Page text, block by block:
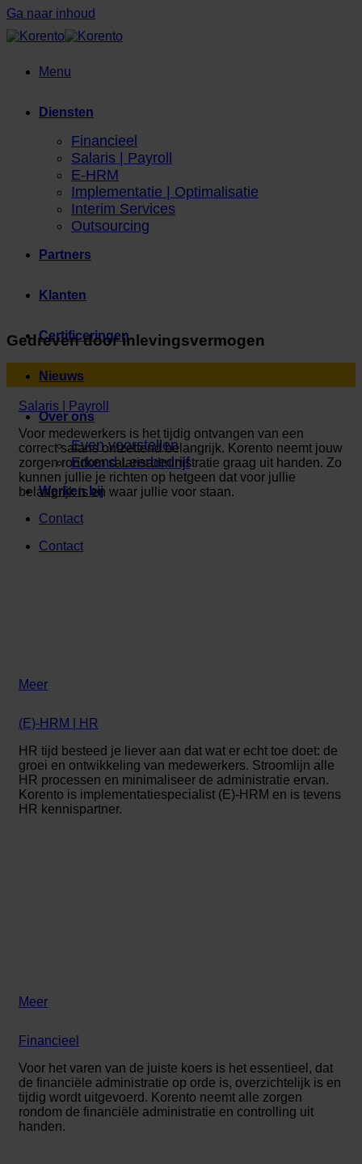
Ga naar inhoud
Menu
Diensten
Financieel
Salaris | Payroll
E-HRM
Implementatie | Optimalisatie
Interim Services
Outsourcing
Partners
Klanten
Certificeringen
Nieuws
Over ons
Even voorstellen
Erkend Leerbedrijf
Werken bij
Contact
Contact
Gedreven door inlevingsvermogen
Salaris | Payroll
Voor medewerkers is het tijdig ontvangen van een
correct salaris ontzettend belangrijk. Korento neemt jouw
zorgen rondom salarisadministratie graag uit handen. Zo
kunnen jullie je richten op hetgeen dat voor jullie
belangrijk is en waar jullie voor staan.
Meer
(E)-HRM | HR
HR tijd besteed je liever aan dat wat er echt toe doet: de
groei en ontwikkeling van medewerkers. Stroomlijn alle
HR processen en minimaliseer de administratie ervan.
Korento is implementatiespecialist (E)-HRM en is tevens
HR kennispartner.
Meer
Financieel
Voor het varen van de juiste koers is het essentieel, dat
de financiële administratie op orde is, overzichtelijk is en
tijdig wordt uitgevoerd. Korento neemt alle zorgen
rondom de financiële administratie en controlling uit
handen.